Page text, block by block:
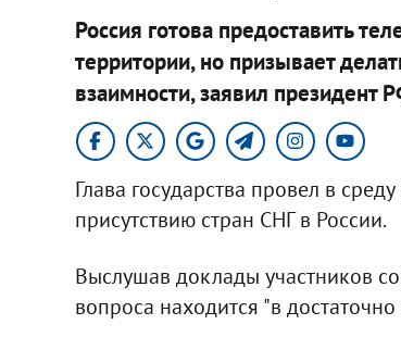
Россия готова предоставить
территории, но призывает
взаимности, заявил
Глава государства провел в
присутствию стран СНГ в России.
Выслушав доклады участников
вопроса находится "в